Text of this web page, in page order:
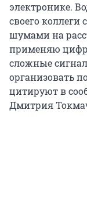
электронике.
своего
шумами на
применяю
сложные
организовать
цитируют в
Дмитрия